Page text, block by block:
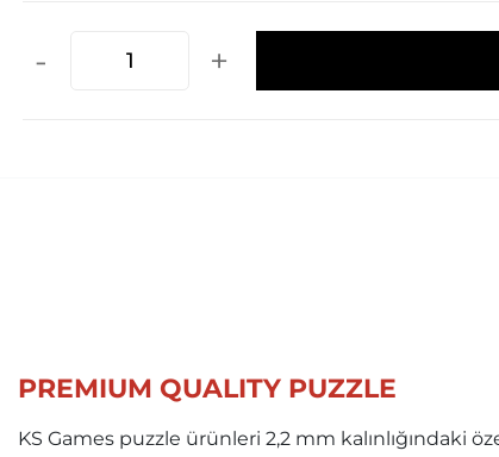
- +
PREMIUM QUALITY PUZZLE
KS Games puzzle ürünleri 2,2 mm kalınlığındaki